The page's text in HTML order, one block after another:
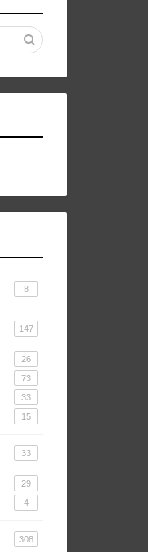
8
147
26
73
33
15
33
29
4
308